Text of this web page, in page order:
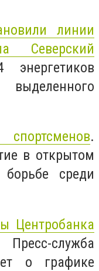
линии
Северский
.
в открытом
среди
Центробанка
служба
о графике